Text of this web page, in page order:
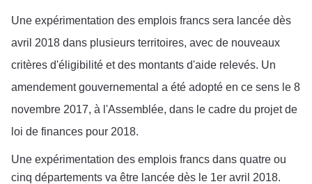
Une expérimentation des emplois francs sera lancée dès
avril 2018 dans plusieurs territoires, avec de nouveaux
critères d'éligibilité et des montants d'aide relevés. Un
amendement gouvernemental a été adopté en ce sens le 8
novembre 2017, à l'Assemblée, dans le cadre du projet de
loi de finances pour 2018.
Une expérimentation des emplois francs dans quatre ou
cinq départements va être lancée dès le 1er avril 2018.